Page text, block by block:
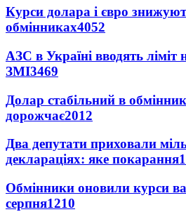
Курси долара і євро
обмінниках4052
АЗС в Україні вводять ліміт
ЗМІ3469
Долар стабільний в
дорожчає2012
Два депутати приховали
деклараціях: яке покарання
Обмінники оновили курси
серпня1210